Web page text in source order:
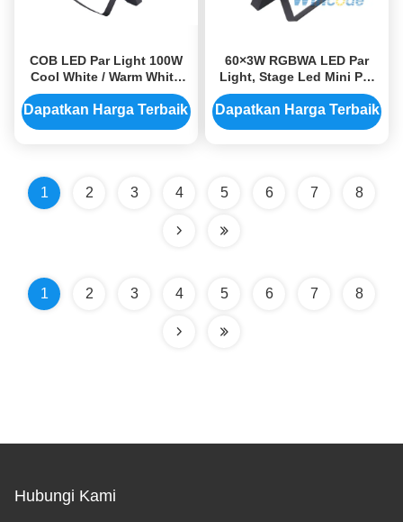
COB LED Par Light 100W
Cool White / Warm White
Dengan DMX Control Liner
Dimming
Dapatkan Harga Terbaik
60×3W RGBWA LED Par
Light, Stage Led Mini Par
Light Hanya digunakan di
dalam ruangan
Dapatkan Harga Terbaik
1 2 3 4 5 6 7 8
1 2 3 4 5 6 7 8
Hubungi Kami